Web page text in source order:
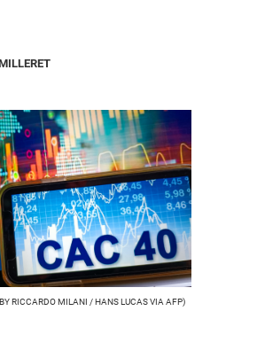
RICCARDO MILANI / HANS LUCAS VIA AFP)